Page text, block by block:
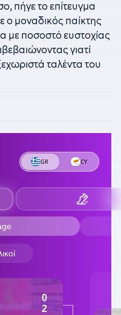
πήγε το επίτευγμα
ο μοναδικός παίκτης
με ποσοστό ευστοχίας
γιατί
ταλέντα του